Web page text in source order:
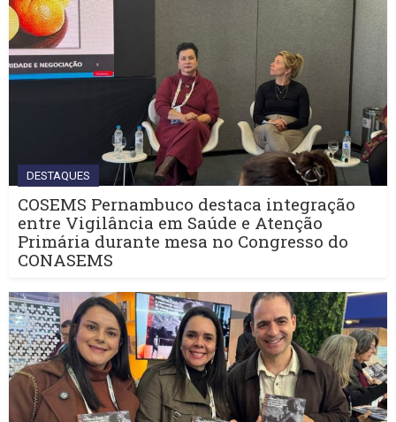
DESTAQUES
COSEMS Pernambuco destaca integração
entre Vigilância em Saúde e Atenção
Primária durante mesa no Congresso do
CONASEMS